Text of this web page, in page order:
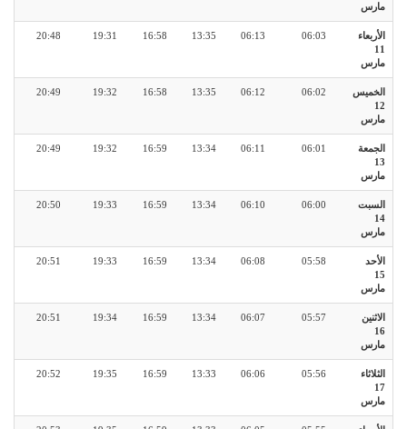
مارس
الأربعاء
11
مارس
06:03
06:13
13:35
16:58
19:31
20:48
الخميس
12
مارس
06:02
06:12
13:35
16:58
19:32
20:49
الجمعة
13
مارس
06:01
06:11
13:34
16:59
19:32
20:49
السبت
14
مارس
06:00
06:10
13:34
16:59
19:33
20:50
الأحد
15
مارس
05:58
06:08
13:34
16:59
19:33
20:51
الاثنين
16
مارس
05:57
06:07
13:34
16:59
19:34
20:51
الثلاثاء
17
مارس
05:56
06:06
13:33
16:59
19:35
20:52